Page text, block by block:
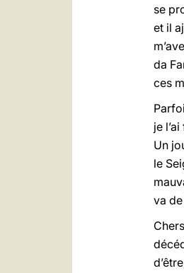
se
et il
da
ces
je
Un
le
va